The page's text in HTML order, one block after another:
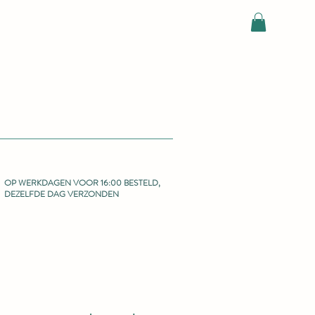
OP WERKDAGEN VOOR 16:00 BESTELD,
DEZELFDE DAG VERZONDEN